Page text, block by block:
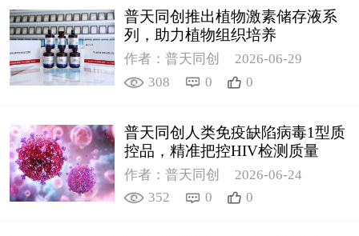
普天同创推出植物激素储存液系
列，助力植物组织培养
作者：普天同创
2026-06-29
308
0 0
普天同创人类免疫缺陷病毒1型质
控品，精准把控HIV检测质量
作者：普天同创
2026-06-24
352
0 0